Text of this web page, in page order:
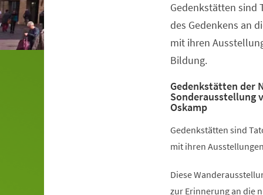
Gedenkstätten sind
des Gedenkens an
mit ihren
Bildung.
Gedenkstätten der
Sonderausstellung
Oskamp
Gedenkstätten sind
mit ihren
Diese
zur Erinnerung an die